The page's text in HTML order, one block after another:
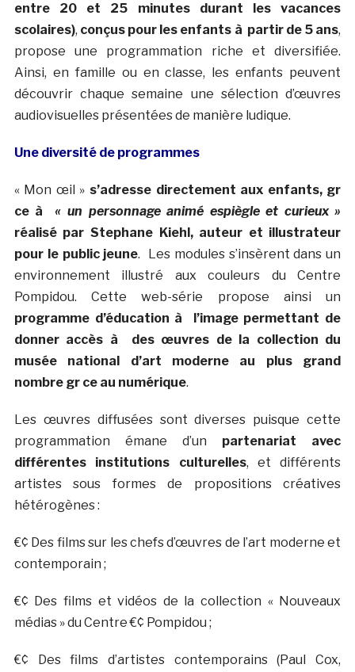
entre 20 et 25 minutes durant les vacances
scolaires), conçus pour les enfants à partir de 5 ans,
propose une programmation riche et diversifiée.
Ainsi, en famille ou en classe, les enfants peuvent
découvrir chaque semaine une sélection d’œuvres
audiovisuelles présentées de manière ludique.
Une diversité de programmes
« Mon œil » s’adresse directement aux enfants, gr
ce à« un personnage animé espiègle et curieux »
réalisé par Stephane Kiehl, auteur et illustrateur
pour le public jeune. Les modules s’insèrent dans un
environnement illustré aux couleurs du Centre
Pompidou. Cette web-série propose ainsi un
programme d’éducation à l’image permettant de
donner accès à des œuvres de la collection du
musée national d’art moderne au plus grand
nombre gr ce au numérique.
Les œuvres diffusées sont diverses puisque cette
programmation émane d’un partenariat avec
différentes institutions culturelles, et différents
artistes sous formes de propositions créatives
hétérogènes :
€¢ Des films sur les chefs d’œuvres de l’art moderne et
contemporain ;
€¢ Des films et vidéos de la collection « Nouveaux
médias » du Centre €¢ Pompidou ;
€¢ Des films d’artistes contemporains (Paul Cox,